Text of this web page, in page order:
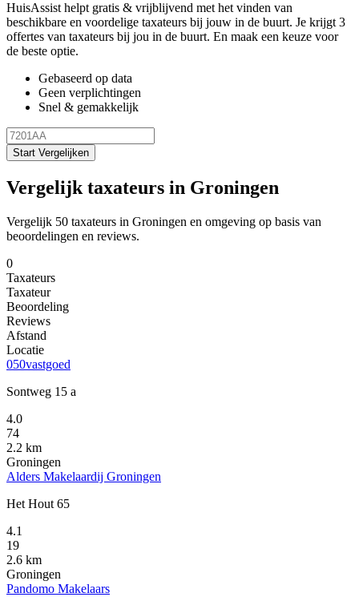
HuisAssist helpt gratis & vrijblijvend met het vinden van
beschikbare en voordelige taxateurs bij jouw in de buurt. Je krijgt 3
offertes van taxateurs bij jou in de buurt. En maak een keuze voor
de beste optie.
Gebaseerd op data
Geen verplichtingen
Snel & gemakkelijk
Start Vergelijken
Vergelijk taxateurs in Groningen
Vergelijk 50 taxateurs in Groningen en omgeving op basis van
beoordelingen en reviews.
0
Taxateurs
Taxateur
Beoordeling
Reviews
Afstand
Locatie
050vastgoed
Sontweg 15 a
4.0
74
2.2 km
Groningen
Alders Makelaardij Groningen
Het Hout 65
4.1
19
2.6 km
Groningen
Pandomo Makelaars